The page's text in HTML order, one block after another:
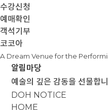
수강신청
예매확인
객석기부
코코아
A Dream Venue for the
알림마당
예술의 깊은 감동을 선물합
DOH NOTICE
HOME